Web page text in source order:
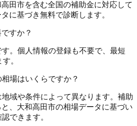
田市を含む全国の補助金に対応して
に基づき無料で診断します。
すか？
。個人情報の登録も不要で、最短
。
場はいくらですか？
域や条件によって異なります。補助
、大和高田市の相場データに基づい
できます。